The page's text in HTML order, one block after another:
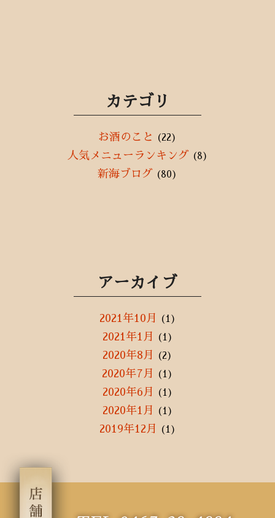
カテゴリ
お酒のこと (22)
人気メニューランキング (8)
新海ブログ (80)
アーカイブ
2021年10月 (1)
2021年1月 (1)
2020年8月 (2)
2020年7月 (1)
2020年6月 (1)
2020年1月 (1)
2019年12月 (1)
2019年2月(3)